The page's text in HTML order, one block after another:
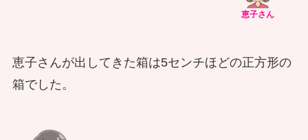
恵子さん
恵子さんが出してきた箱は5センチほどの正方形の
箱でした。